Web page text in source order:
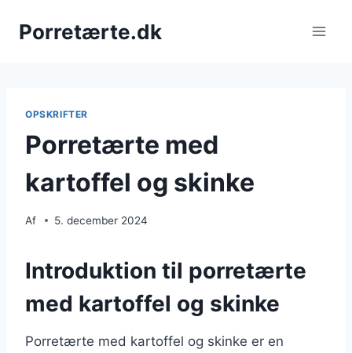
Porretærte.dk
OPSKRIFTER
Porretærte med
kartoffel og skinke
Af 5. december 2024
Introduktion til porretærte
med kartoffel og skinke
Porretærte med kartoffel og skinke er en